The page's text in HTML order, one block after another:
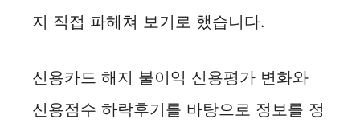
지 직접 파헤쳐 보기로 했습니다.
신용카드 해지 불이익 신용평가 변화와
신용점수 하락후기를 바탕으로 정보를 정